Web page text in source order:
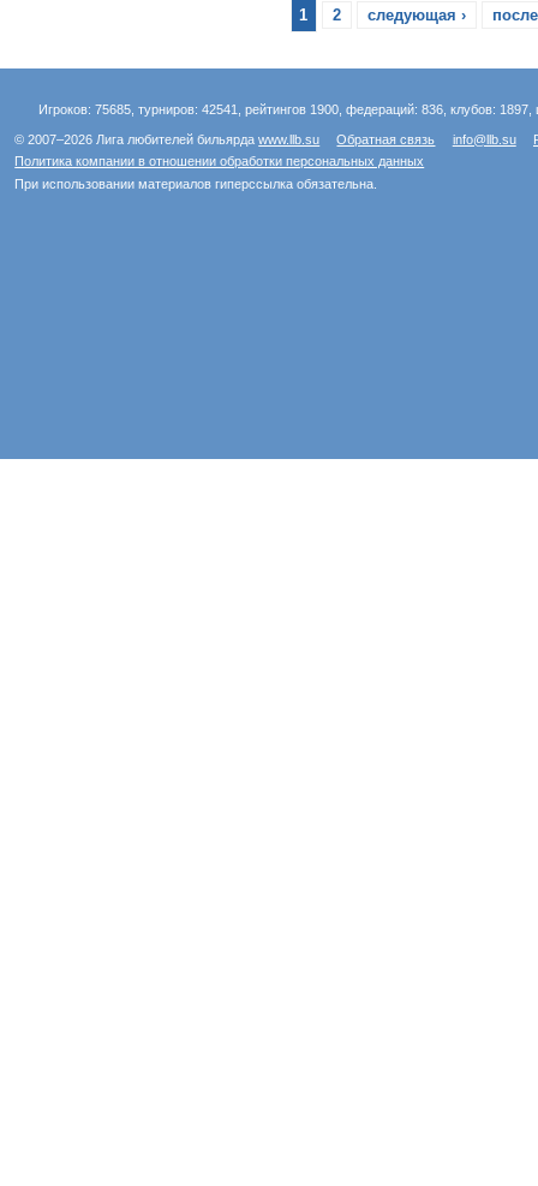
1 2 следующая ›
Игроков: 75685, турниров: 42541, рейтингов 1900, федераций: 836, клубов:
© 2007–2026 Лига любителей бильярдаwww.llb.su Обратная связь info@llb.su
Политика компании в отношении обработки персональных данных
При использовании материалов гиперссылка обязательна.